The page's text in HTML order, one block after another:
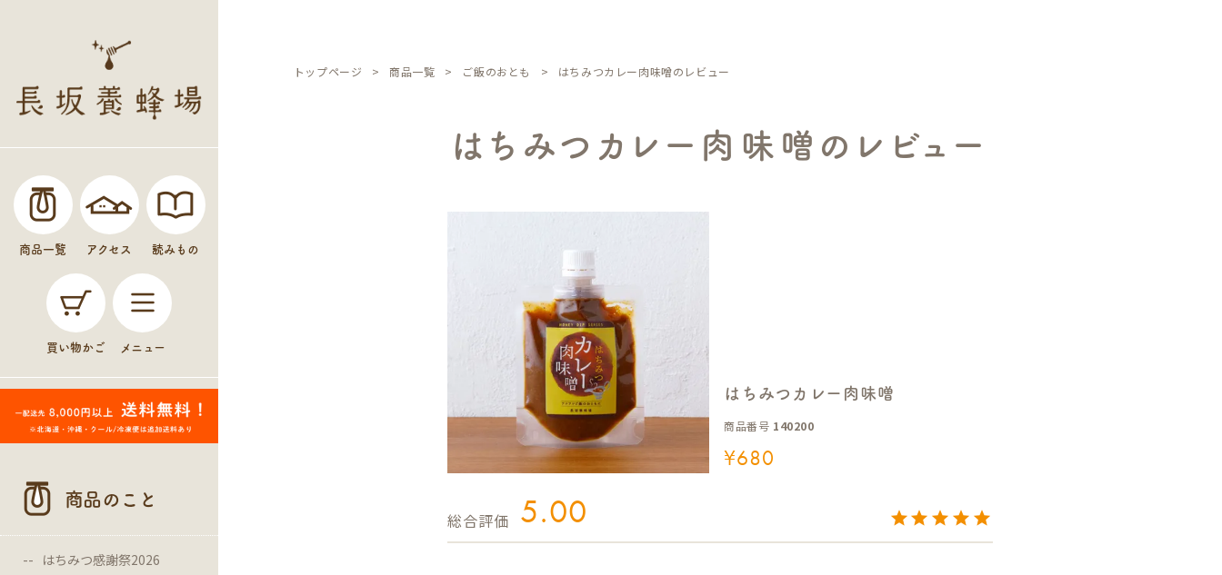
商品一覧 アクセス 読みもの
買い物かご メニュー
商品のこと
はちみつ感謝祭2026
トップページ 商品一覧 ご飯のおとも はちみつカレー肉味噌のレビュー
はちみつカレー肉味噌のレビュー
はちみつカレー肉味噌
商品番号 140200
¥680
5.00